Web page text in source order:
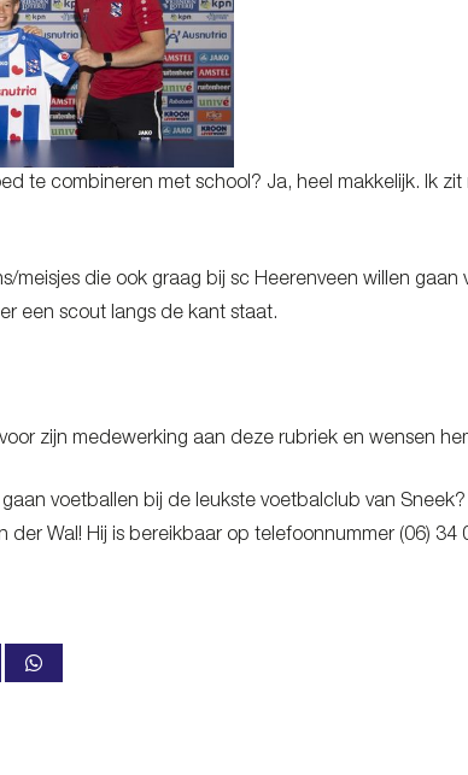
te combineren met school? Ja, heel makkelijk. Ik
meisjes die ook graag bij sc Heerenveen willen
een scout langs de kant staat.
zijn medewerking aan deze rubriek en wensen
voetballen bij de leukste voetbalclub van
der Wal! Hij is bereikbaar op telefoonnummer (06) 34